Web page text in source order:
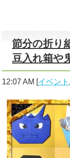
節分の折り
豆入れ箱や
12:07 AM [イベント